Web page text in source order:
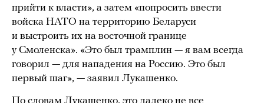
прийти к власти», а затем «попросить ввести
войска НАТО на территорию Беларуси
и выстроить их на восточной границе
у Смоленска». «Это был трамплин — я вам всегда
говорил — для нападения на Россию. Это был
первый шаг», — заявил Лукашенко.
По словам Лукашенко, это далеко не все